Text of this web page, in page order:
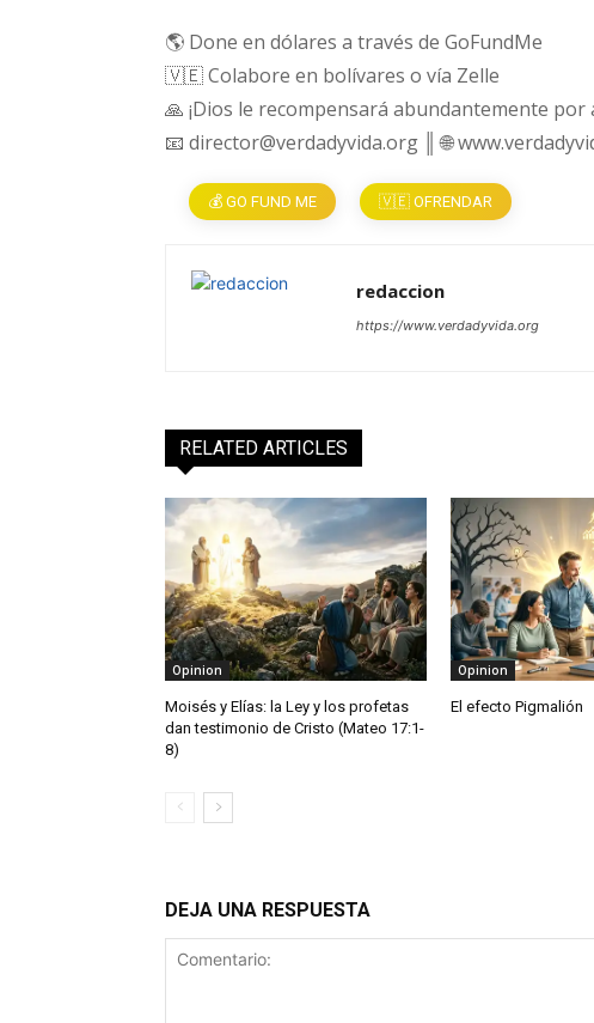
🌎 Done en dólares a través de GoFundMe
🇻🇪 Colabore en bolívares o vía Zelle
🙏 ¡Dios le recompensará abundantemente por
📧 director@verdadyvida.org ║ 🌐
💰 GO FUND ME 🇻🇪 OFRENDAR
redaccion
https://www.verdadyvida.org
RELATED ARTICLES
Opinion
Moisés y Elías: la Ley y los profetas
dan testimonio de Cristo (Mateo 17:1-
8)
Opinion
El efecto Pigmalión
DEJA UNA RESPUESTA